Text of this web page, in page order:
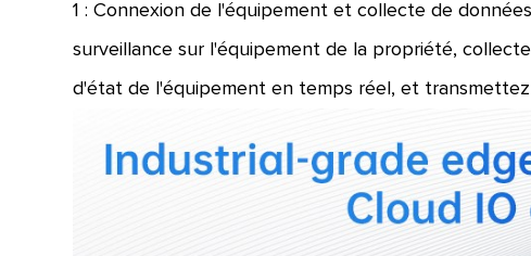
1 : Connexion de l'équipement et collecte de
surveillance sur l'équipement de la propriété,
d'état de l'équipement en temps réel, et